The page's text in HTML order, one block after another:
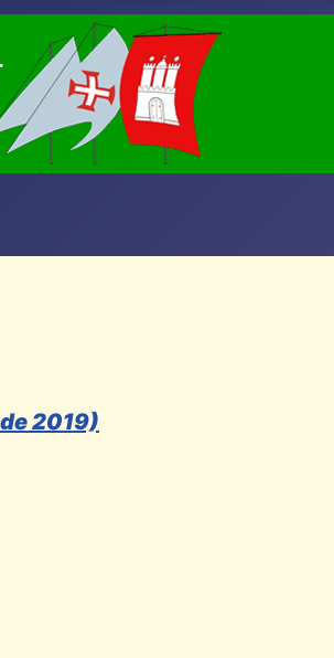
2019)